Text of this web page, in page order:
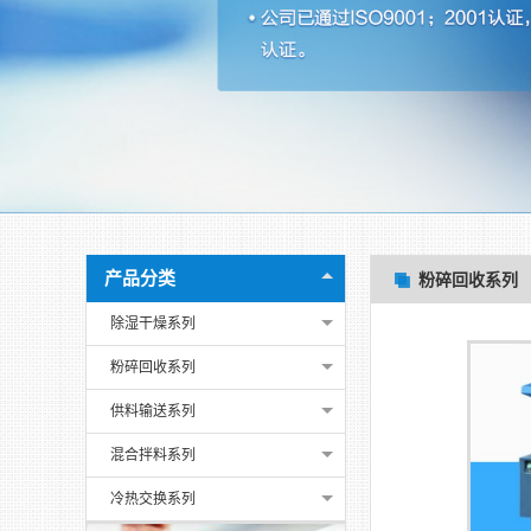
产品分类
除湿干燥系列
粉碎回收系列
供料输送系列
混合拌料系列
冷热交换系列
粉碎回收系列